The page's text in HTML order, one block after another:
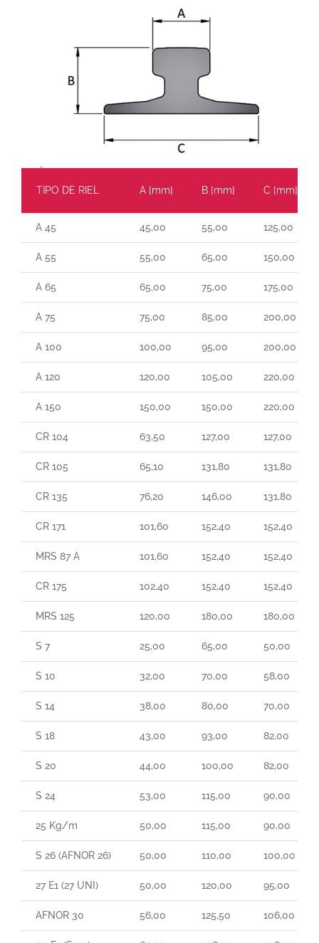
TIPO DE RIEL A [mm] B [mm] C [mm]
A 45 45,00 55,00 125,00
A 55 55,00 65,00 150,00
A 65 65,00 75,00 175,00
A 75 75,00 85,00 200,00
A 100 100,00 95,00 200,00
A 120 120,00 105,00 220,00
A 150 150,00 150,00 220,00
CR 104 63,50 127,00 127,00
CR 105 65,10 131,80 131,80
CR 135 76,20 146,00 131,80
CR 171 101,60 152,40 152,40
MRS 87 A 101,60 152,40 152,40
CR 175 102,40 152,40 152,40
MRS 125 120,00 180,00 180,00
S 7 25,00 65,00 50,00
S 10 32,00 70,00 58,00
S 14 38,00 80,00 70,00
S 18 43,00 93,00 82,00
S 20 44,00 100,00 82,00
S 24 53,00 115,00 90,00
25 Kg/m 50,00 115,00 90,00
S 26 (AFNOR 26) 50,00 110,00 100,00
27 E1 (27 UNI) 50,00 120,00 95,00
AFNOR 30 56,00 125,50 106,00